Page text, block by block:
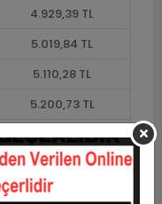
4.929,39 TL
5.019,84 TL
5.110,28 TL
5.200,73 TL
5.291,18 TL
5.381,63 TL
5.472,07 TL